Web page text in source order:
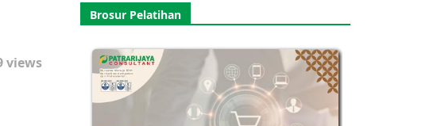
views
Brosur Pelatihan